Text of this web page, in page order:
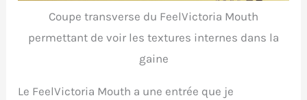
Coupe transverse du FeelVictoria Mouth
permettant de voir les textures internes dans la
gaine
Le FeelVictoria Mouth a une entrée que je